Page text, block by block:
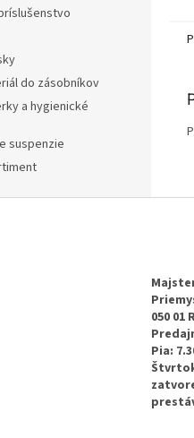
do zásobníkov
a hygienické
suspenzie
050 01
Pia: